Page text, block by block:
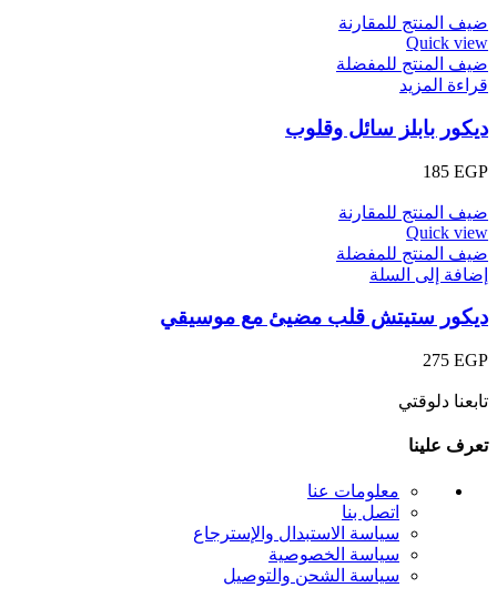
ضيف المنتج للمقارنة
Quick view
ضيف المنتج للمفضلة
قراءة المزيد
ديكور بابلز سائل وقلوب
185 EGP
ضيف المنتج للمقارنة
Quick view
ضيف المنتج للمفضلة
إضافة إلى السلة
ديكور ستيتش قلب مضيئ مع موسيقي
275 EGP
تابعنا دلوقتي
تعرف علينا
معلومات عنا
اتصل بنا
سياسة الاستبدال والإسترجاع
سياسة الخصوصية
سياسة الشحن والتوصيل